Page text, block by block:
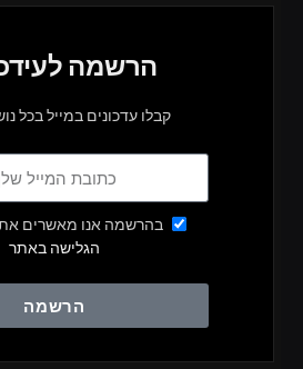
הרשמה
קבלו עדכונים במייל בכל
בהרשמה אנו מאשרים
הגלישה באתר
הרשמה